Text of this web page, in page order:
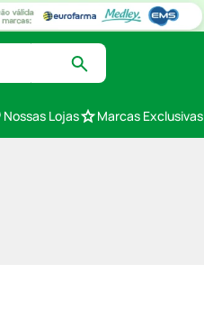
Nossas Lojas Marcas Exclusivas